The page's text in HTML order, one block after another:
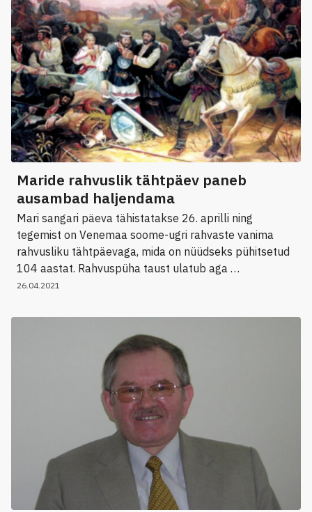
Maride rahvuslik tähtpäev paneb
ausambad haljendama
Mari sangari päeva tähistatakse 26. aprilli ning
tegemist on Venemaa soome-ugri rahvaste vanima
rahvusliku tähtpäevaga, mida on nüüdseks pühitsetud
104 aastat. Rahvuspüha taust ulatub aga …
26.04.2021